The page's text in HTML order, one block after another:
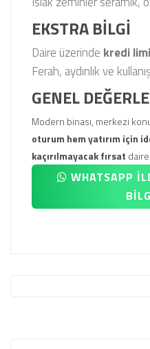
EKSTRA BİLGİ
Daire üzerinde kredi
Ferah, aydınlık ve
GENEL
Modern binası, merkezi
oturum hem yatırım için
kaçırılmayacak fırsat
WHATSAPP